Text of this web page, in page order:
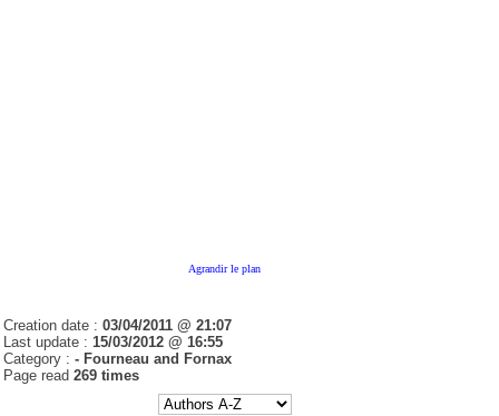
Agrandir le plan
Creation date :03/04/2011 @ 21:07
Last update :15/03/2012 @ 16:55
Category :- Fourneau and Fornax
Page read269 times